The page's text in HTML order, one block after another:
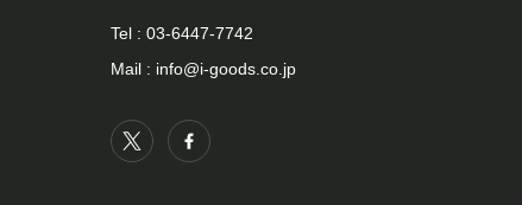
Tel :03-6447-7742
Mail : info@i-goods.co.jp